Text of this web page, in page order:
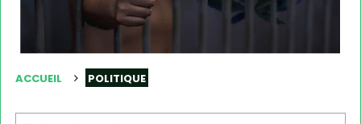
ACCUEIL POLITIQUE